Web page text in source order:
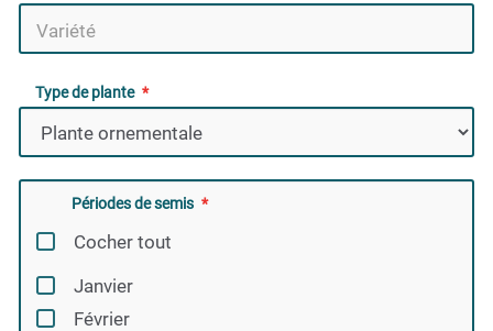
Type de plante
Périodes de semis
Cocher tout
Janvier
Février